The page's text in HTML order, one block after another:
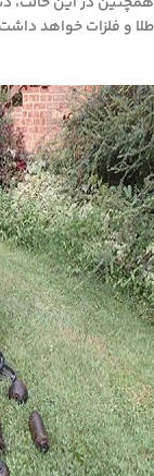
طلا و فلزات خواهد